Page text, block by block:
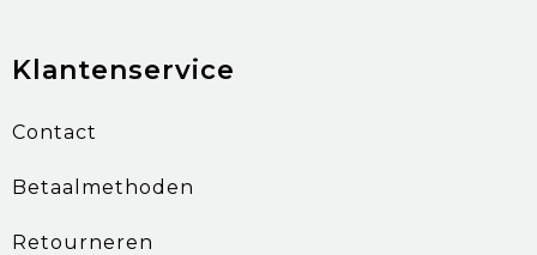
Klantenservice
Contact
Betaalmethoden
Retourneren